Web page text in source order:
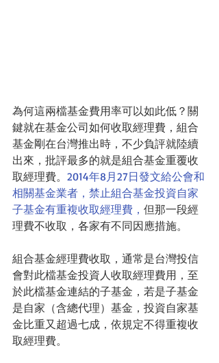
為何這兩檔基金費用率可以如此低？關
鍵就在基金公司如何收取經理費，組合
基金剛在台灣推出時，不少負評就陸續
出來，批評最多的就是組合基金重覆收
取經理費。 2014年8月27日發文給公會和
相關基金業者，禁止組合基金投資自家
子基金有重複收取經理費， 但那一段經
理費不收取，各家有不同因應措施。
組合基金經理費收取，通常是台灣投信
會對此檔基金投資人收取經理費用，至
於此檔基金連結的子基金，若是子基金
是自家（含總代理）基金，投資自家基
金比重又超過七成，依規定不得重複收
取經理費。